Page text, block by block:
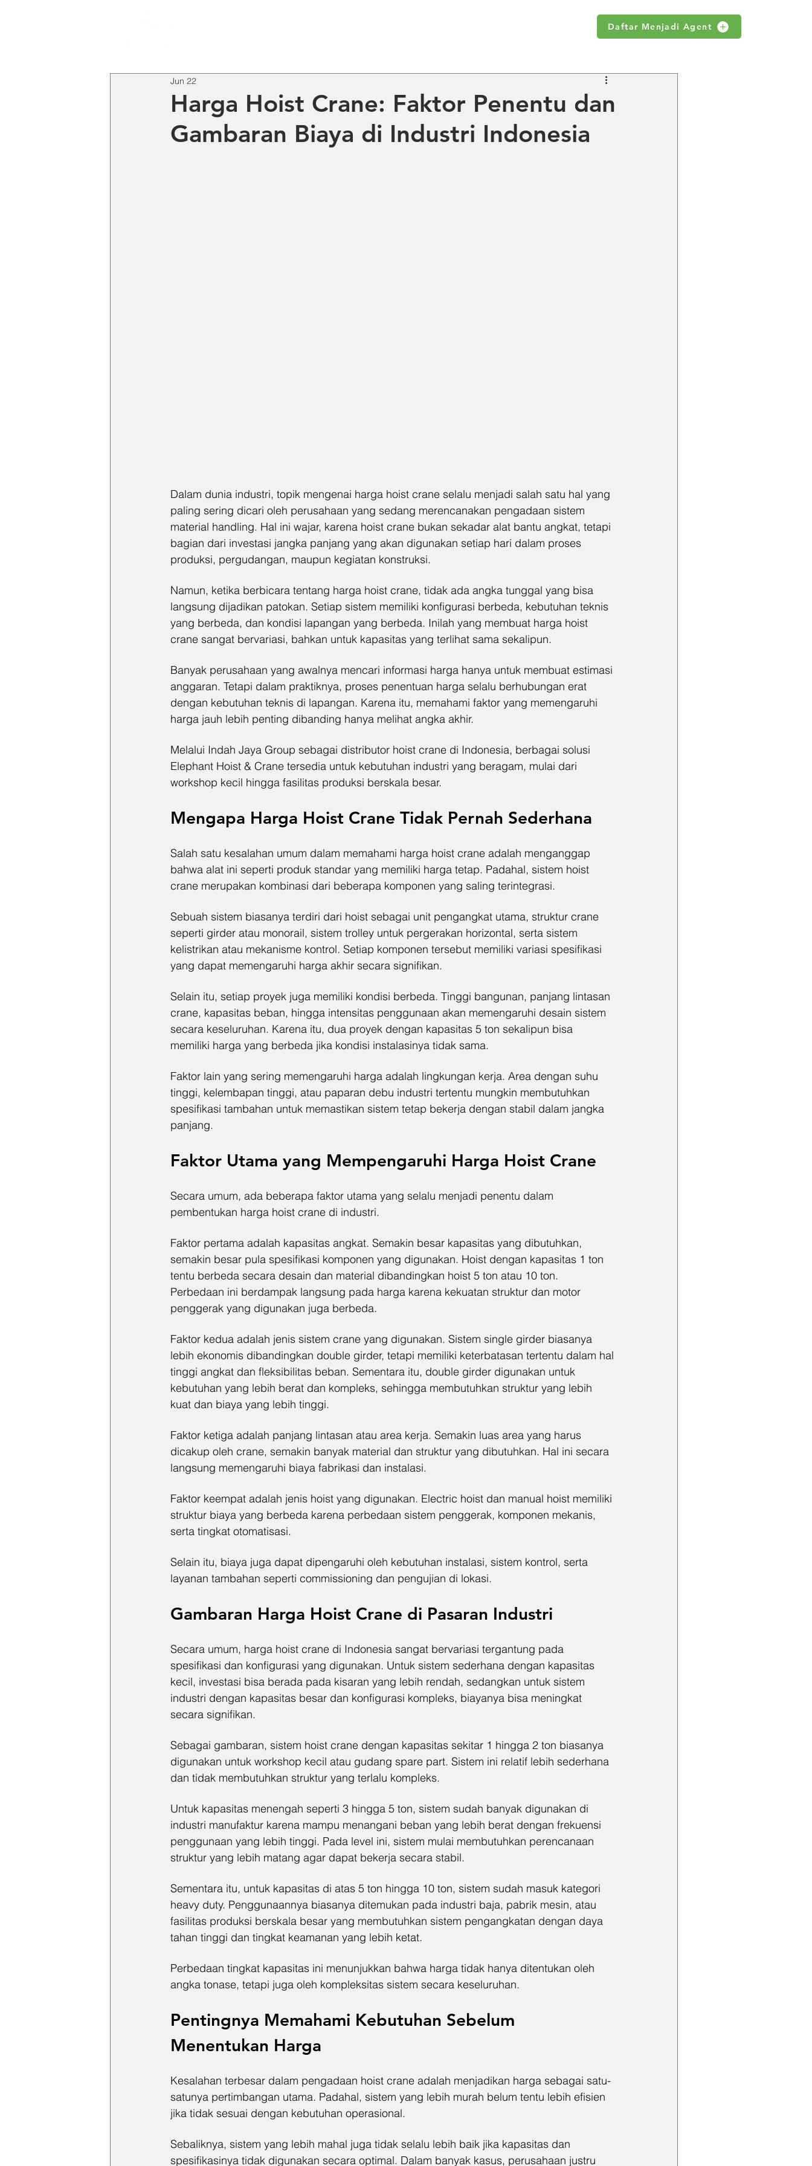
Daftar Menjadi Agent
Harga Hoist Crane: Faktor Penentu dan
Gambaran Biaya di Industri Indonesia
Jun 22
Dalam dunia industri, topik mengenai harga hoist crane selalu menjadi salah satu hal yang
paling sering dicari oleh perusahaan yang sedang merencanakan pengadaan sistem
material handling. Hal ini wajar, karena hoist crane bukan sekadar alat bantu angkat, tetapi
bagian dari investasi jangka panjang yang akan digunakan setiap hari dalam proses
produksi, pergudangan, maupun kegiatan konstruksi.
Namun, ketika berbicara tentang harga hoist crane, tidak ada angka tunggal yang bisa
langsung dijadikan patokan. Setiap sistem memiliki konfigurasi berbeda, kebutuhan teknis
yang berbeda, dan kondisi lapangan yang berbeda. Inilah yang membuat harga hoist
crane sangat bervariasi, bahkan untuk kapasitas yang terlihat sama sekalipun.
Banyak perusahaan yang awalnya mencari informasi harga hanya untuk membuat estimasi
anggaran. Tetapi dalam praktiknya, proses penentuan harga selalu berhubungan erat
dengan kebutuhan teknis di lapangan. Karena itu, memahami faktor yang memengaruhi
harga jauh lebih penting dibanding hanya melihat angka akhir.
Melalui Indah Jaya Group sebagai distributor hoist crane di Indonesia, berbagai solusi
Elephant Hoist & Crane tersedia untuk kebutuhan industri yang beragam, mulai dari
workshop kecil hingga fasilitas produksi berskala besar.
Mengapa Harga Hoist Crane Tidak Pernah Sederhana
Salah satu kesalahan umum dalam memahami harga hoist crane adalah menganggap
bahwa alat ini seperti produk standar yang memiliki harga tetap. Padahal, sistem hoist
crane merupakan kombinasi dari beberapa komponen yang saling terintegrasi.
Sebuah sistem biasanya terdiri dari hoist sebagai unit pengangkat utama, struktur crane
seperti girder atau monorail, sistem trolley untuk pergerakan horizontal, serta sistem
kelistrikan atau mekanisme kontrol. Setiap komponen tersebut memiliki variasi spesifikasi
yang dapat memengaruhi harga akhir secara signifikan.
Selain itu, setiap proyek juga memiliki kondisi berbeda. Tinggi bangunan, panjang lintasan
crane, kapasitas beban, hingga intensitas penggunaan akan memengaruhi desain sistem
secara keseluruhan. Karena itu, dua proyek dengan kapasitas 5 ton sekalipun bisa
memiliki harga yang berbeda jika kondisi instalasinya tidak sama.
Faktor lain yang sering memengaruhi harga adalah lingkungan kerja. Area dengan suhu
tinggi, kelembapan tinggi, atau paparan debu industri tertentu mungkin membutuhkan
spesifikasi tambahan untuk memastikan sistem tetap bekerja dengan stabil dalam jangka
panjang.
Faktor Utama yang Mempengaruhi Harga Hoist Crane
Secara umum, ada beberapa faktor utama yang selalu menjadi penentu dalam
pembentukan harga hoist crane di industri.
Faktor pertama adalah kapasitas angkat. Semakin besar kapasitas yang dibutuhkan,
semakin besar pula spesifikasi komponen yang digunakan. Hoist dengan kapasitas 1 ton
tentu berbeda secara desain dan material dibandingkan hoist 5 ton atau 10 ton.
Perbedaan ini berdampak langsung pada harga karena kekuatan struktur dan motor
penggerak yang digunakan juga berbeda.
Faktor kedua adalah jenis sistem crane yang digunakan. Sistem single girder biasanya
lebih ekonomis dibandingkan double girder, tetapi memiliki keterbatasan tertentu dalam hal
tinggi angkat dan fleksibilitas beban. Sementara itu, double girder digunakan untuk
kebutuhan yang lebih berat dan kompleks, sehingga membutuhkan struktur yang lebih
kuat dan biaya yang lebih tinggi.
Faktor ketiga adalah panjang lintasan atau area kerja. Semakin luas area yang harus
dicakup oleh crane, semakin banyak material dan struktur yang dibutuhkan. Hal ini secara
langsung memengaruhi biaya fabrikasi dan instalasi.
Faktor keempat adalah jenis hoist yang digunakan. Electric hoist dan manual hoist memiliki
struktur biaya yang berbeda karena perbedaan sistem penggerak, komponen mekanis,
serta tingkat otomatisasi.
Selain itu, biaya juga dapat dipengaruhi oleh kebutuhan instalasi, sistem kontrol, serta
layanan tambahan seperti commissioning dan pengujian di lokasi.
Gambaran Harga Hoist Crane di Pasaran Industri
Secara umum, harga hoist crane di Indonesia sangat bervariasi tergantung pada
spesifikasi dan konfigurasi yang digunakan. Untuk sistem sederhana dengan kapasitas
kecil, investasi bisa berada pada kisaran yang lebih rendah, sedangkan untuk sistem
industri dengan kapasitas besar dan konfigurasi kompleks, biayanya bisa meningkat
secara signifikan.
Sebagai gambaran, sistem hoist crane dengan kapasitas sekitar 1 hingga 2 ton biasanya
digunakan untuk workshop kecil atau gudang spare part. Sistem ini relatif lebih sederhana
dan tidak membutuhkan struktur yang terlalu kompleks.
Untuk kapasitas menengah seperti 3 hingga 5 ton, sistem sudah banyak digunakan di
industri manufaktur karena mampu menangani beban yang lebih berat dengan frekuensi
penggunaan yang lebih tinggi. Pada level ini, sistem mulai membutuhkan perencanaan
struktur yang lebih matang agar dapat bekerja secara stabil.
Sementara itu, untuk kapasitas di atas 5 ton hingga 10 ton, sistem sudah masuk kategori
heavy duty. Penggunaannya biasanya ditemukan pada industri baja, pabrik mesin, atau
fasilitas produksi berskala besar yang membutuhkan sistem pengangkatan dengan daya
tahan tinggi dan tingkat keamanan yang lebih ketat.
Perbedaan tingkat kapasitas ini menunjukkan bahwa harga tidak hanya ditentukan oleh
angka tonase, tetapi juga oleh kompleksitas sistem secara keseluruhan.
Pentingnya Memahami Kebutuhan Sebelum
Menentukan Harga
Kesalahan terbesar dalam pengadaan hoist crane adalah menjadikan harga sebagai satu-
satunya pertimbangan utama. Padahal, sistem yang lebih murah belum tentu lebih efisien
jika tidak sesuai dengan kebutuhan operasional.
Sebaliknya, sistem yang lebih mahal juga tidak selalu lebih baik jika kapasitas dan
spesifikasinya tidak digunakan secara optimal. Dalam banyak kasus, perusahaan justru